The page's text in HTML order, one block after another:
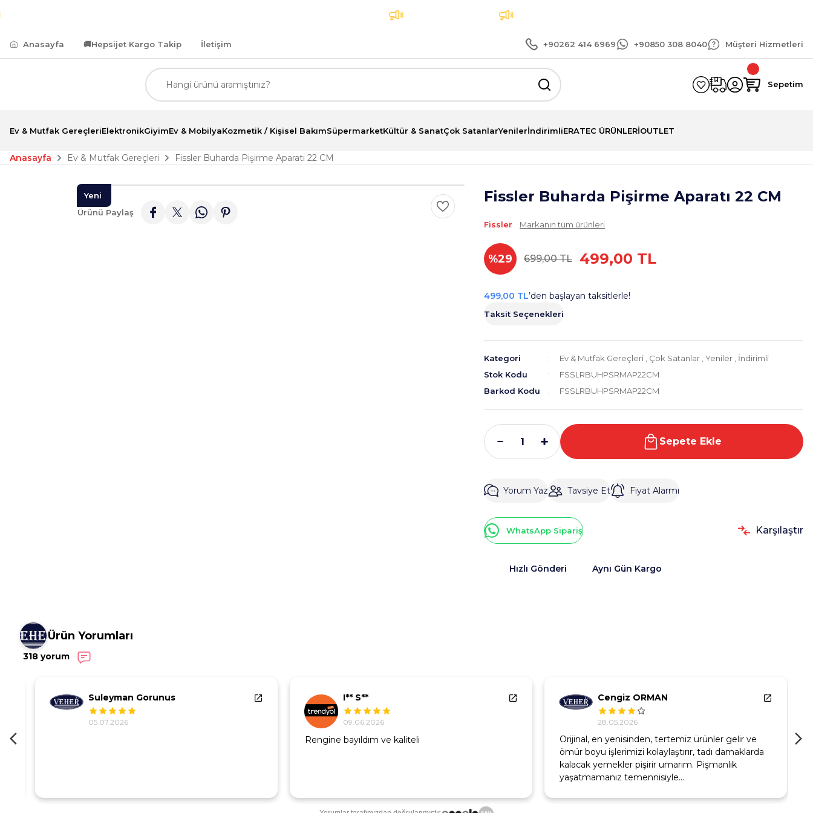
TL ve Üzeri Alımlarda Kredi Kartına Peşin Fiyatına 3 Taksit İmkanı Aynı Gün Teslimat Tüm siparişlerinizde geçerli 1.500 TL ve üzeri kargo
Anasayfa 🚚Hepsijet Kargo Takip İletişim +90262 414 6969 +90850 308 8040 Müşteri Hizmetleri
Sepetim
Ev & Mutfak GereçleriElektronikGiyimEv & MobilyaKozmetik / Kişisel BakımSüpermarketKültür & SanatÇok SatanlarYenilerİndirimliERATEC ÜRÜNLERİOUTLET
Anasayfa Ev & Mutfak Gereçleri Fissler Buharda Pişirme Aparatı 22 CM
Yeni
Ürünü Paylaş
Fissler Buharda Pişirme Aparatı 22 CM
Fissler Markanın tüm ürünleri
%29 699,00 TL 499,00 TL
499,00 TL’den başlayan taksitlerle!
Taksit Seçenekleri
Kategori Ev & Mutfak Gereçleri Çok Satanlar Yeniler
İndirimli
Stok Kodu
FSSLRBUHPSRMAP22CM
Barkod Kodu
FSSLRBUHPSRMAP22CM
Sepete Ekle
Yorum Yaz Tavsiye Et Fiyat Alarmı
WhatsApp Sipariş Karşılaştır
Hızlı Gönderi Aynı Gün Kargo
Ürün Yorumları
318 yorum
Suleyman Gorunus
05.07.2026
I** S**
09.06.2026
Rengine bayıldım ve kaliteli
Cengiz ORMAN
28.05.2026
Orijinal, en yenisinden, tertemiz ürünler gelir ve
ömür boyu işlerimizi kolaylaştırır, tadı damaklarda
kalacak yemekler pişirir umarım. Pişmanlık
yaşatmamanız temennisiyle…